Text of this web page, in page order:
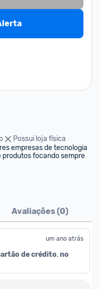
Possui loja física
empresas de tecnologia
produtos focando sempre
Avaliações (0)
um ano atrás
de crédito, no